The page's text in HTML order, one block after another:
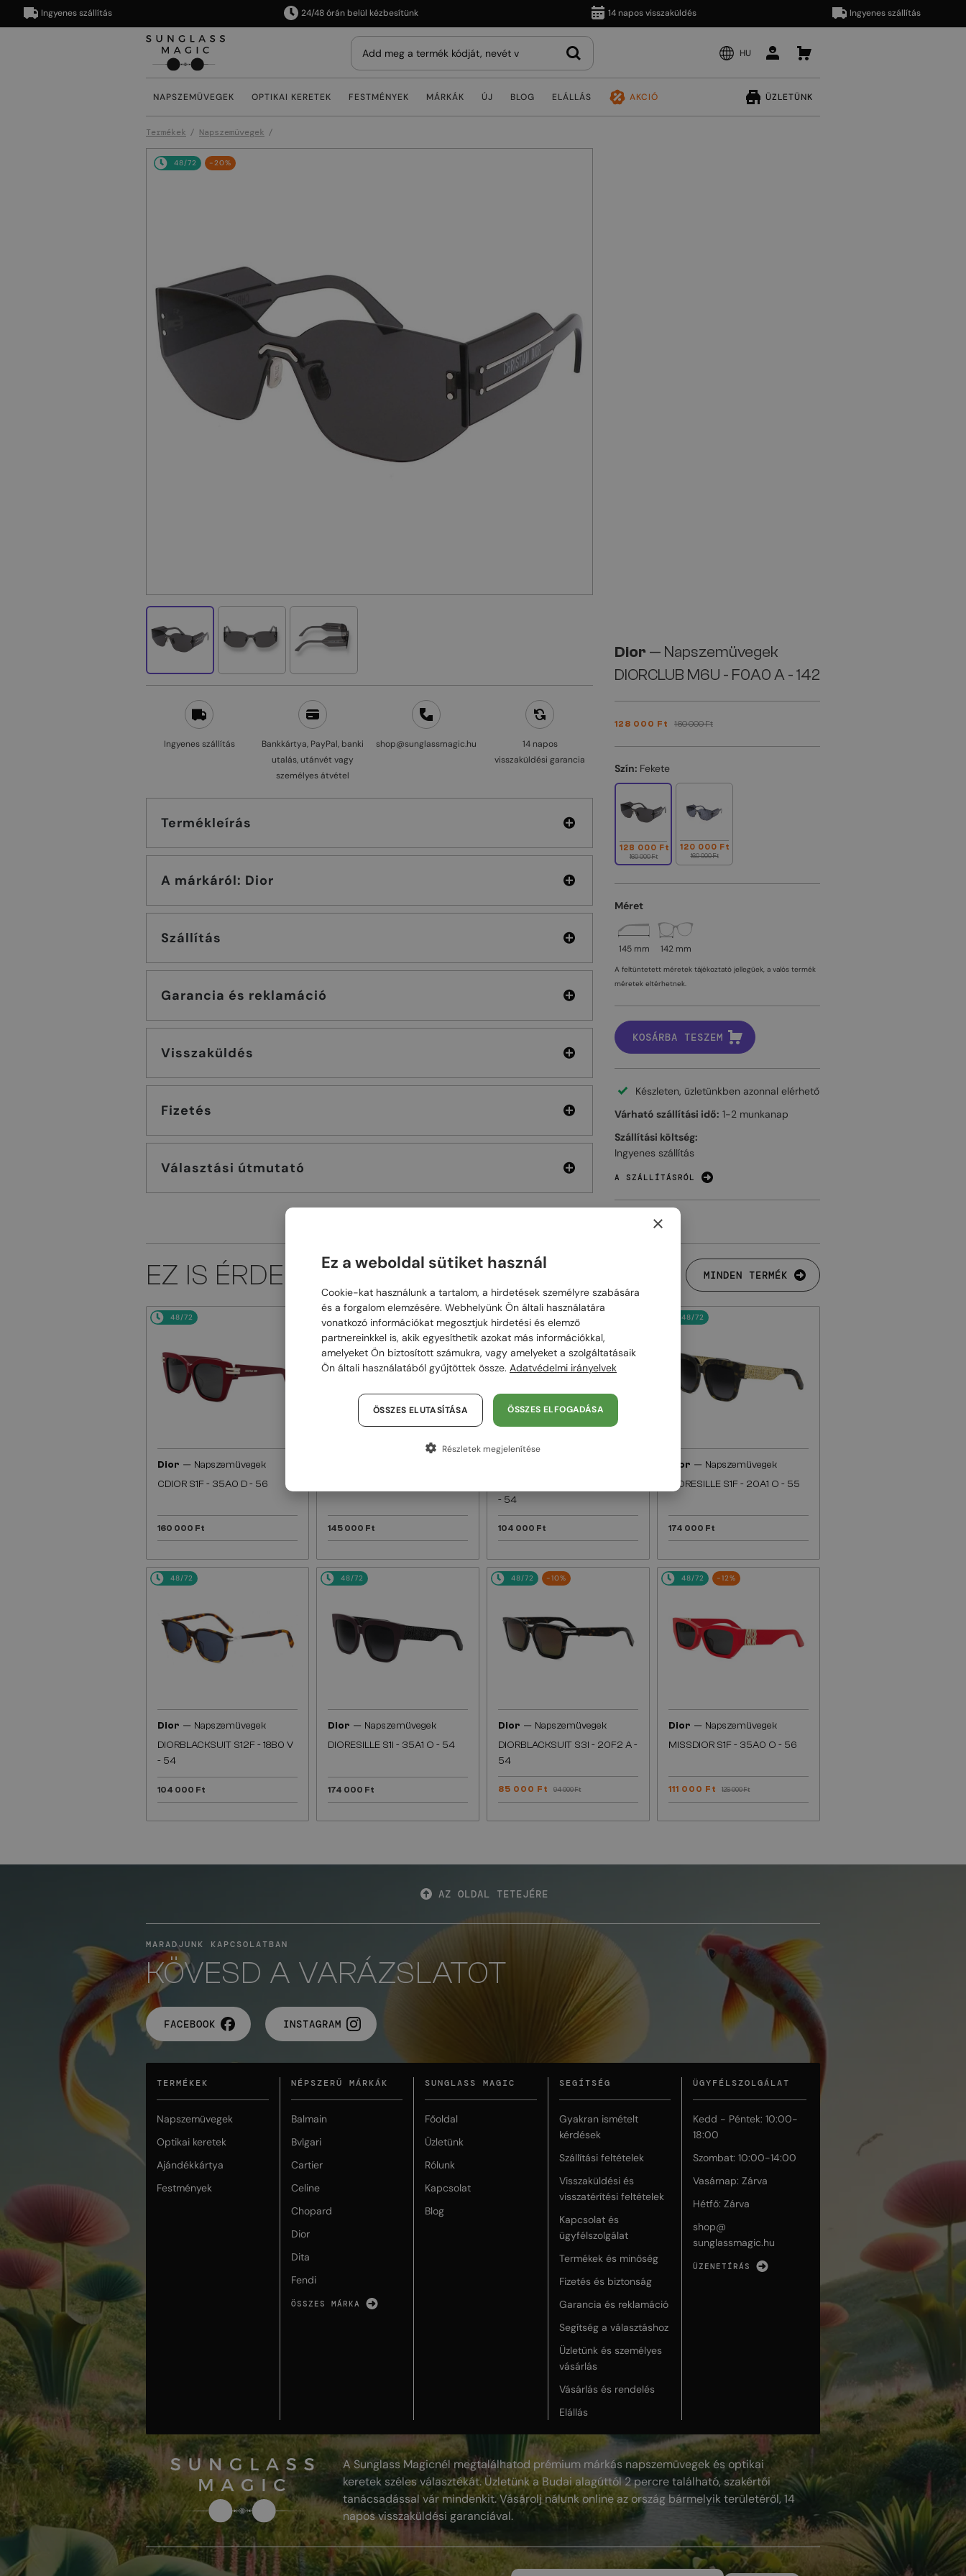
Ingyenes szállítás 24/48 órán belül kézbesítünk 14 napos visszaküldés Ingyenes szállítás
HU
NAPSZEMÜVEGEK OPTIKAI KERETEK FESTMÉNYEK MÁRKÁK ÚJ BLOG ELÁLLÁS AKCIÓ ÜZLETÜNK
Termékek Napszemüvegek
48/72 -20%
Ingyenes szállítás
Bankkártya, PayPal, banki
utalás, utánvét vagy
személyes átvétel
shop@sunglassmagic.hu
14 napos
visszaküldési garancia
Termékleírás
A márkáról: Dior
Szállítás
Garancia és reklamáció
Visszaküldés
Fizetés
Választási útmutató
Dior — Napszemüvegek
DIORCLUB M6U - F0A0 A - 142
128 000 Ft 160 000 Ft
Szín: Fekete
128 000 Ft
160 000 Ft
120 000 Ft
160 000 Ft
Méret
145 mm 142 mm
A feltüntetett méretek tájékoztató jellegűek, a valós termék
méretek eltérhetnek.
KOSÁRBA TESZEM
Készleten, üzletünkben azonnal elérhető
Várható szállítási idő: 1-2 munkanap
Szállítási költség:
Ingyenes szállítás
A SZÁLLÍTÁSRÓL
EZ IS ÉRDEKELHET MINDEN TERMÉK
48/72
Dior — Napszemüvegek
CDIOR S1F - 35A0 D - 56
160 000 Ft
48/72
145 000 Ft
48/72
- 54
104 000 Ft
48/72
Dior — Napszemüvegek
DIORESILLE S1F - 20A1 O - 55
174 000 Ft
48/72
Dior — Napszemüvegek
DIORBLACKSUIT S12F - 18B0 V
- 54
104 000 Ft
48/72
Dior — Napszemüvegek
DIORESILLE S1I - 35A1 O - 54
174 000 Ft
48/72 -10%
Dior — Napszemüvegek
DIORBLACKSUIT S3I - 20F2 A -
54
85 000 Ft 94 000 Ft
48/72 -12%
Dior — Napszemüvegek
MISSDIOR S1F - 35A0 O - 56
111 000 Ft 126 000 Ft
AZ OLDAL TETEJÉRE
MARADJUNK KAPCSOLATBAN
KÖVESD A VARÁZSLATOT
FACEBOOK INSTAGRAM
TERMÉKEK
Napszemüvegek
Optikai keretek
Ajándékkártya
Festmények
NÉPSZERŰ MÁRKÁK
Balmain
Bvlgari
Cartier
Celine
Chopard
Dior
Dita
Fendi
ÖSSZES MÁRKA
SUNGLASS MAGIC
Főoldal
Üzletünk
Rólunk
Kapcsolat
Blog
SEGÍTSÉG
Gyakran ismételt
kérdések
Szállítási feltételek
Visszaküldési és
visszatérítési feltételek
Kapcsolat és
ügyfélszolgálat
Termékek és minőség
Fizetés és biztonság
Garancia és reklamáció
Segítség a választáshoz
Üzletünk és személyes
vásárlás
Vásárlás és rendelés
Elállás
ÜGYFÉLSZOLGÁLAT
Kedd - Péntek: 10:00-
18:00
Szombat: 10:00-14:00
Vasárnap: Zárva
Hétfő: Zárva
shop@
sunglassmagic.hu
ÜZENETÍRÁS
A Sunglass Magicnél megtalálhatod prémium márkás napszemüvegek és optikai
keretek széles választékát. Üzletünk a Budai alagúttól 2 percre található, szakértői
tanácsadással vár mindenkit. Vásárolj nálunk online az ország bármelyik területéről, 14
napos visszaküldési garanciával.
×
Ez a weboldal sütiket használ
Cookie-kat használunk a tartalom, a hirdetések személyre szabására
és a forgalom elemzésére. Webhelyünk Ön általi használatára
vonatkozó információkat megosztjuk hirdetési és elemző
partnereinkkel is, akik egyesíthetik azokat más információkkal,
amelyeket Ön biztosított számukra, vagy amelyeket a szolgáltatásaik
Ön általi használatából gyűjtöttek össze. Adatvédelmi irányelvek
ÖSSZES ELFOGADÁSA
ÖSSZES ELUTASÍTÁSA
Részletek megjelenítése